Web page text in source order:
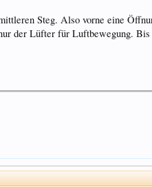
Steg. Also vorne eine
der Lüfter für Luftbewegung. Bis